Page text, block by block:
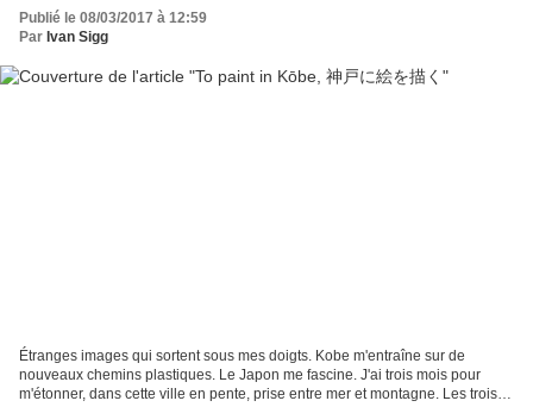
Publié le 08/03/2017 à 12:59
Par Ivan Sigg
Étranges images qui sortent sous mes doigts. Kobe m'entraîne sur de
nouveaux chemins plastiques. Le Japon me fascine. J'ai trois mois pour
m'étonner, dans cette ville en pente, prise entre mer et montagne. Les trois